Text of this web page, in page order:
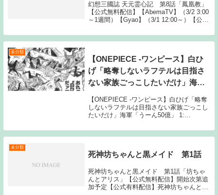
幻想三國誌 天元霊心記 第8話「鳳凰教」
【公式無料配信】【AbemaTV】（3/2 3:00
～1週間）【Gyao】（3/1 12:00～）【公式
【AbemaTV】【Amazonプライム】 【dア
ニメ...
未分類
【ONEPIECE -ワンピース】白ひ
げ「略奪しないラフテルは目指さ
ない家族ごっこしたいだけ」海軍
【ONEPIECE -ワンピース】白ひげ「略奪
しないラフテルは目指さない家族ごっこし
たいだけ」海軍「うーん50億」 1:
きを読むSource: ちゃん速【ONEPIECE ...
未分類
死神坊ちゃんと黒メイド 第1話
死神坊ちゃんと黒メイド 第1話「坊ちゃ
んとアリス」【公式無料配信】開始次第追
加予定【公式有料配信】死神坊ちゃんと黒